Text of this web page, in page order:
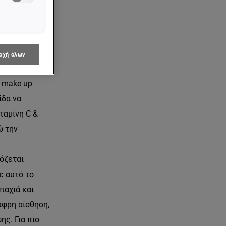
ώρες,
βάση
up
να
C &
την
αυτό το
και
αίσθηση,
Για πιο
όλων